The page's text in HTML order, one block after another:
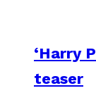
‘Harry
teaser